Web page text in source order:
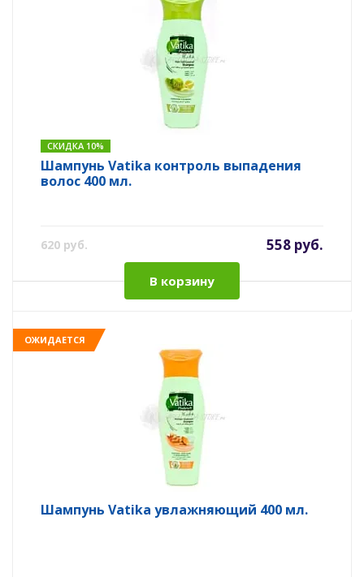
СКИДКА 10%
Шампунь Vatika контроль выпадения
волос 400 мл.
620 руб. 558 руб.
В корзину
ОЖИДАЕТСЯ
Шампунь Vatika увлажняющий 400 мл.